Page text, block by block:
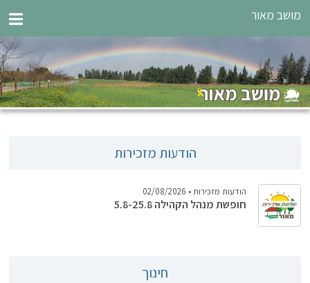
מושב מאור
הודעות מזכירות
הודעות מזכירות• 02/08/2026
חופשת מנהל הקהילה 5.8-25.8
חינוך